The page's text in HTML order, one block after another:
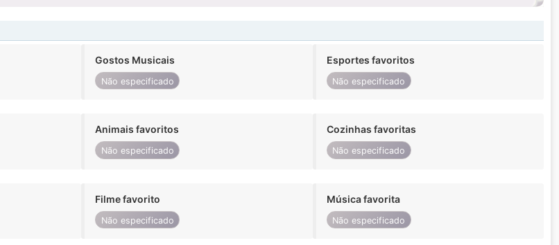
Gostos Musicais
Não especificado
Esportes favoritos
Não especificado
Animais favoritos
Não especificado
Cozinhas favoritas
Não especificado
Filme favorito
Não especificado
Música favorita
Não especificado